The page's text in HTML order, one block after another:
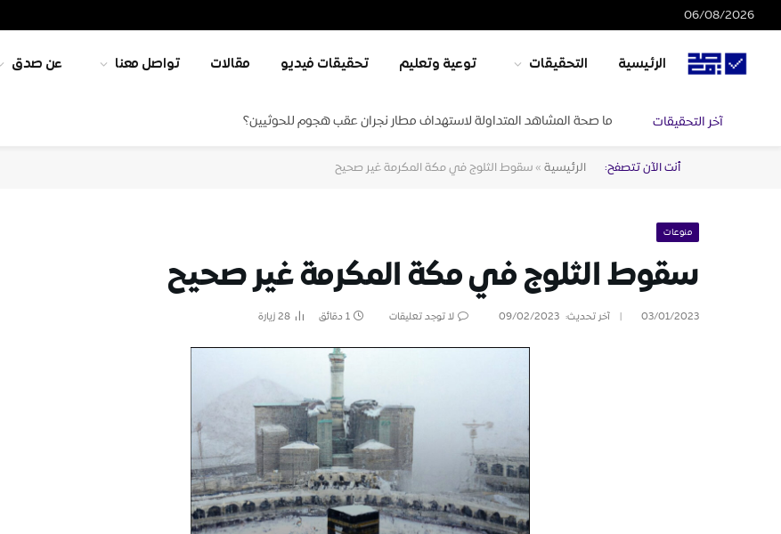
06/08/2026
الرئيسية التحقيقات توعية وتعليم تحقيقات فيديو مقالات تواصل معنا عن صدق
آخر التحقيقات ما صحة المشاهد المتداولة لاستهداف مطار نجران عقب هجوم للحوثيين؟
أنت الآن تتصفح: الرئيسية»سقوط الثلوج في مكة المكرمة غير صحيح
منوعات
سقوط الثلوج في مكة المكرمة غير صحيح
03/01/2023 آخر تحديث: 09/02/2023 لا توجد تعليقات 1 دقائق 28زيارة